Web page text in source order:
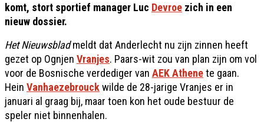
komt, stort sportief manager Luc Devroe zich in een
nieuw dossier.
Het Nieuwsbladmeldt dat Anderlecht nu zijn zinnen heeft
gezet op Ognjen Vranjes. Paars-wit zou van plan zijn om vol
voor de Bosnische verdediger van AEK Athenete gaan.
Hein Vanhaezebrouckwilde de 28-jarige Vranjes er in
januari al graag bij, maar toen kon het oude bestuur de
speler niet binnenhalen.